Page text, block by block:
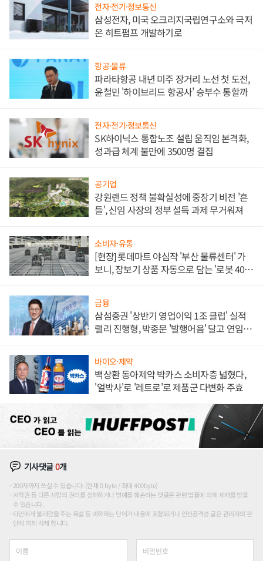
전자·전기·정보통신
삼성전자, 미국 오크리지국립연구소와 극저
온 히트펌프 개발하기로
항공·물류
파라타항공 내년 미주 장거리 노선 첫 도전,
윤철민 '하이브리드 항공사' 승부수 통할까
전자·전기·정보통신
SK하이닉스 통합노조 설립 움직임 본격화,
성과급 체계 불만에 3500명 결집
공기업
강원랜드 정책 불확실성에 중장기 비전 '흔
들', 신임 사장의 정부 설득 과제 무거워져
소비자·유통
[현장] 롯데마트 야심작 '부산 물류센터' 가
보니, 장보기 상품 자동으로 담는 '로봇 400
금융
삼섬증권 '상반기 영업이익 1조 클럽' 실적
랠리 진행형, 박종문 '발행어음' 달고 연임 향
바이오·제약
백상환 동아제약 박카스 소비자층 넓혔다,
'얼박사'로 '레트로'로 제품군 다변화 주효
기사댓글0개
200자까지 쓰실 수 있습니다. (현재 0 byte / 최대 400byte)
저작권 등 다른 사람의 권리를 침해하거나 명예를 훼손하는 댓글은 관련 법률에 의해 제재를 받을
수 있습니다.
타인에게 불쾌감을 주는 욕설 등 비하하는 단어가 내용에 포함되거나 인신공격성 글은 관리자의 판
단에 의해 삭제 합니다.